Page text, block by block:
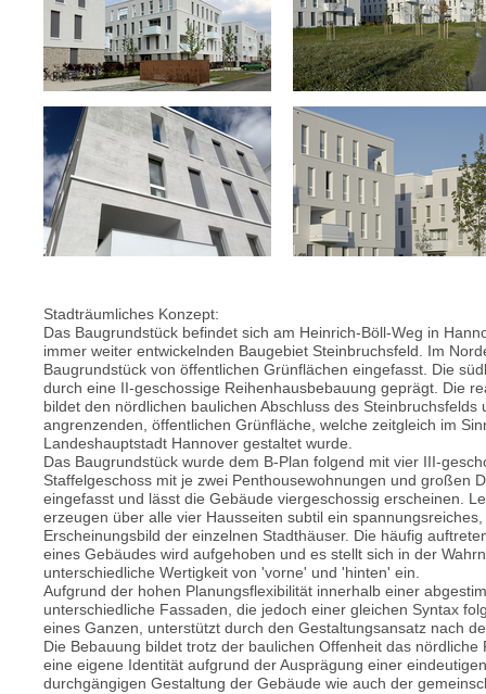
Stadträumliches Konzept:
Das Baugrundstück befindet sich am Heinrich-Böll-Weg in
immer weiter entwickelnden Baugebiet Steinbruchsfeld. Im
Baugrundstück von öffentlichen Grünflächen eingefasst. Die
durch eine II-geschossige Reihenhausbebauung geprägt. Die
bildet den nördlichen baulichen Abschluss des
angrenzenden, öffentlichen Grünfläche, welche zeitgleich im
Landeshauptstadt Hannover gestaltet wurde.
Das Baugrundstück wurde dem B-Plan folgend mit vier III-
Staffelgeschoss mit je zwei Penthousewohnungen und großen
eingefasst und lässt die Gebäude viergeschossig erscheinen.
erzeugen über alle vier Hausseiten subtil ein
Erscheinungsbild der einzelnen Stadthäuser. Die häufig
eines Gebäudes wird aufgehoben und es stellt sich in der
unterschiedliche Wertigkeit von 'vorne' und 'hinten' ein.
Aufgrund der hohen Planungsflexibilität innerhalb einer
unterschiedliche Fassaden, die jedoch einer gleichen Syntax
eines Ganzen, unterstützt durch den Gestaltungsansatz nach
Die Bebauung bildet trotz der baulichen Offenheit das
eine eigene Identität aufgrund der Ausprägung einer
durchgängigen Gestaltung der Gebäude wie auch der